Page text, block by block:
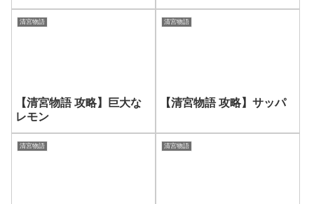
清宮物語
【清宮物語 攻略】巨大な
レモン
清宮物語
【清宮物語 攻略】サッパ
清宮物語 清宮物語